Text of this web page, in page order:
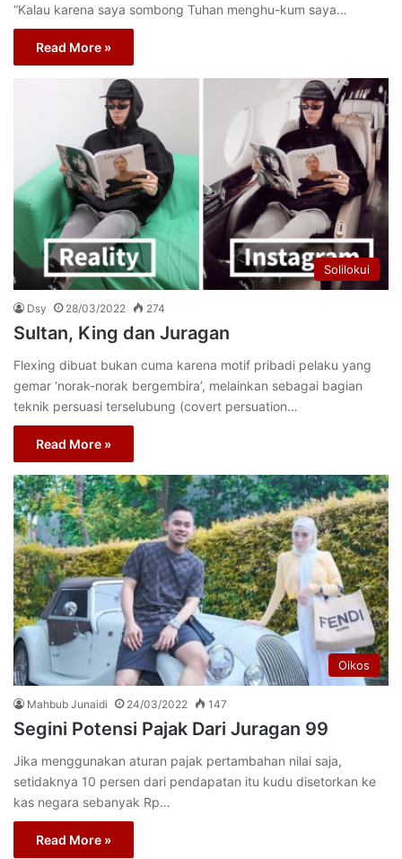
“Kalau karena saya sombong Tuhan menghu-kum saya…
Read More »
Solilokui
Dsy 28/03/2022 274
Sultan, King dan Juragan
Flexing dibuat bukan cuma karena motif pribadi pelaku yang
gemar ‘norak-norak bergembira’, melainkan sebagai bagian
teknik persuasi terselubung (covert persuation…
Read More »
Oikos
Mahbub Junaidi 24/03/2022 147
Segini Potensi Pajak Dari Juragan 99
Jika menggunakan aturan pajak pertambahan nilai saja,
setidaknya 10 persen dari pendapatan itu kudu disetorkan ke
kas negara sebanyak Rp…
Read More »